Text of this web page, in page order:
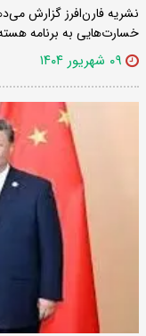
نشریه فارن‌افرز گزارش
خسارت‌هایی به برنامه
۰۹ شهریور ۱۴۰۴